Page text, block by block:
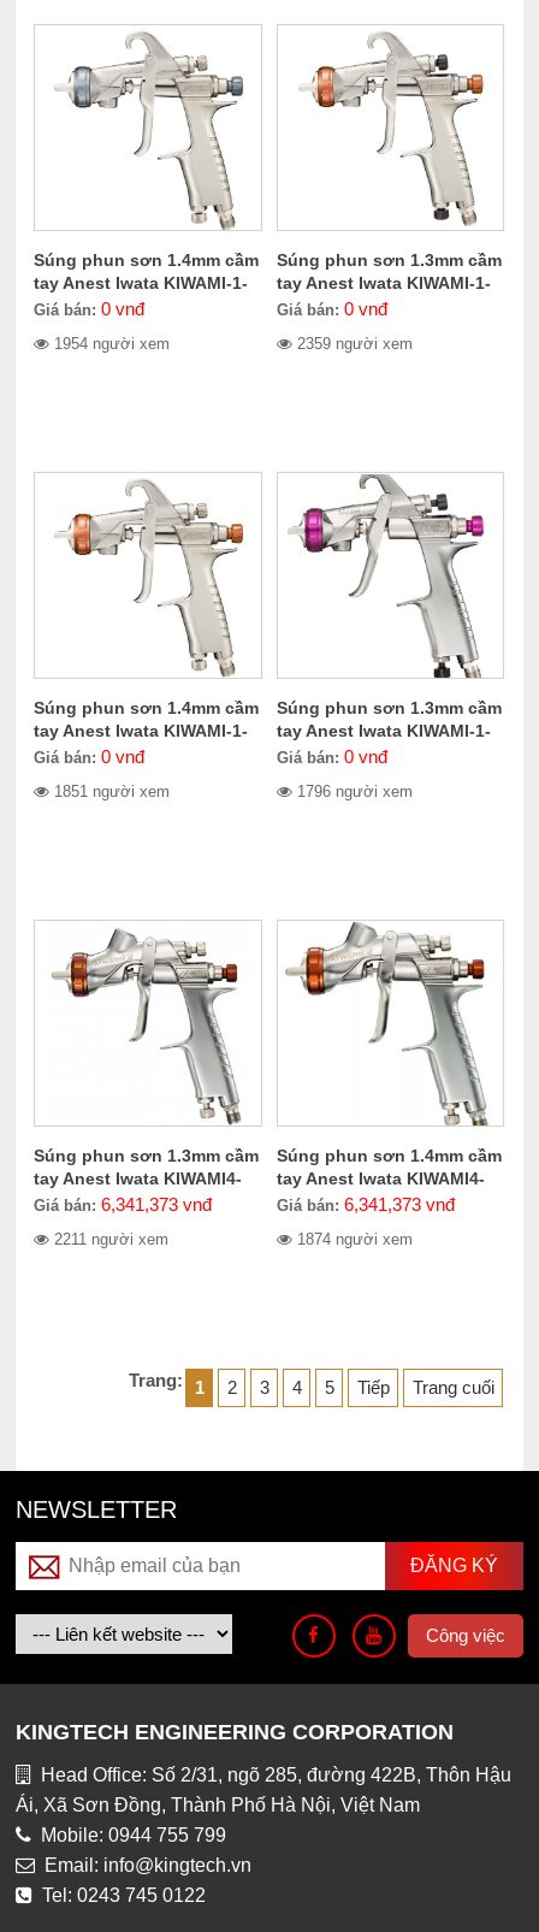
Súng phun sơn 1.4mm cầm
tay Anest Iwata KIWAMI-1-
14B8
Giá bán: 0 vnđ
1954 người xem
Súng phun sơn 1.3mm cầm
tay Anest Iwata KIWAMI-1-
13KP6
Giá bán: 0 vnđ
2359 người xem
Súng phun sơn 1.4mm cầm
tay Anest Iwata KIWAMI-1-
14KP6
Giá bán: 0 vnđ
1851 người xem
Súng phun sơn 1.3mm cầm
tay Anest Iwata KIWAMI-1-
13B10
Giá bán: 0 vnđ
1796 người xem
Súng phun sơn 1.3mm cầm
tay Anest Iwata KIWAMI4-
13BA4
Giá bán: 6,341,373 vnđ
2211 người xem
Súng phun sơn 1.4mm cầm
tay Anest Iwata KIWAMI4-
14BA4
Giá bán: 6,341,373 vnđ
1874 người xem
Trang: 1 2 3 4 5 Tiếp Trang cuối
NEWSLETTER
Công việc
KINGTECH ENGINEERING CORPORATION
Head Office: Số 2/31, ngõ 285, đường 422B, Thôn Hậu
Ái, Xã Sơn Đồng, Thành Phố Hà Nội, Việt Nam
Mobile: 0944 755 799
Email: info@kingtech.vn
Tel: 0243 745 0122